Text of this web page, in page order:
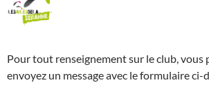
Pour tout renseignement sur le club, vous
envoyez un message avec le formulaire ci-